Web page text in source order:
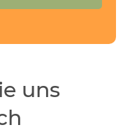
uns